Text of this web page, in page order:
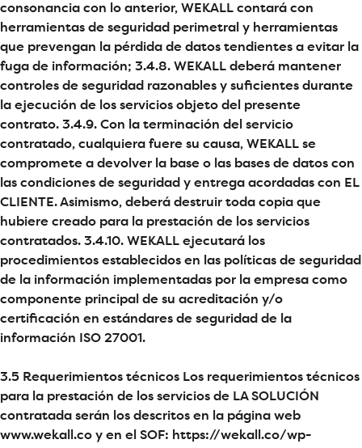
consonancia con lo anterior, WEKALL contará con
herramientas de seguridad perimetral y herramientas
que prevengan la pérdida de datos tendientes a evitar la
fuga de información; 3.4.8. WEKALL deberá mantener
controles de seguridad razonables y suficientes durante
la ejecución de los servicios objeto del presente
contrato. 3.4.9. Con la terminación del servicio
contratado, cualquiera fuere su causa, WEKALL se
compromete a devolver la base o las bases de datos con
las condiciones de seguridad y entrega acordadas con EL
CLIENTE. Asimismo, deberá destruir toda copia que
hubiere creado para la prestación de los servicios
contratados. 3.4.10. WEKALL ejecutará los
procedimientos establecidos en las políticas de seguridad
de la información implementadas por la empresa como
componente principal de su acreditación y/o
certificación en estándares de seguridad de la
información ISO 27001.
3.5 Requerimientos técnicos Los requerimientos técnicos
para la prestación de los servicios de LA SOLUCIÓN
contratada serán los descritos en la página web
www.wekall.co y en el SOF: https://wekall.co/wp-